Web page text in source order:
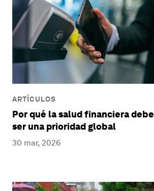
ARTÍCULOS
Por qué la salud financiera debe
ser una prioridad global
30 mar, 2026